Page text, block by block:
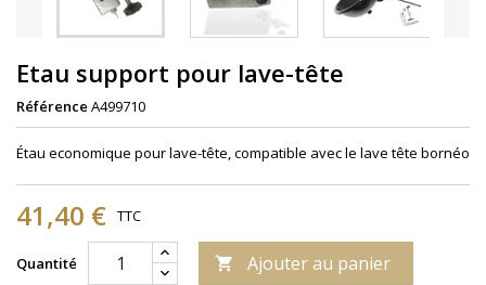
Etau support pour lave-tête
Référence A499710
Étau economique pour lave-tête, compatible avec le lave tête bornéo
41,40 € TTC
Quantité  Ajouter au panier